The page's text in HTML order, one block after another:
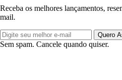
Receba os melhores lançamentos,
mail.
Quero
Sem spam. Cancele quando quiser.